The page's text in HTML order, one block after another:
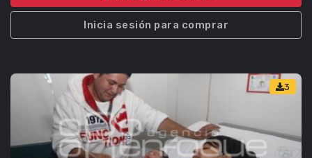
Inicia sesión para comprar
3